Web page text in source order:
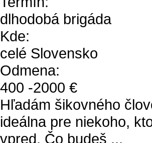
dlhodobá brigáda
Kde:
celé Slovensko
Odmena:
400 -2000 €
Hľadám šikovného
ideálna pre niekoho,
vpred. Čo budeš ...